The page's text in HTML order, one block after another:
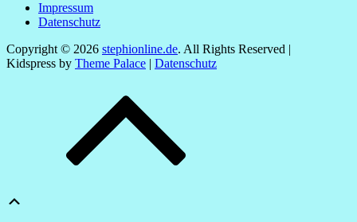
Impressum
Datenschutz
Copyright © 2026 stephionline.de. All Rights Reserved |
Kidspress by Theme Palace | Datenschutz